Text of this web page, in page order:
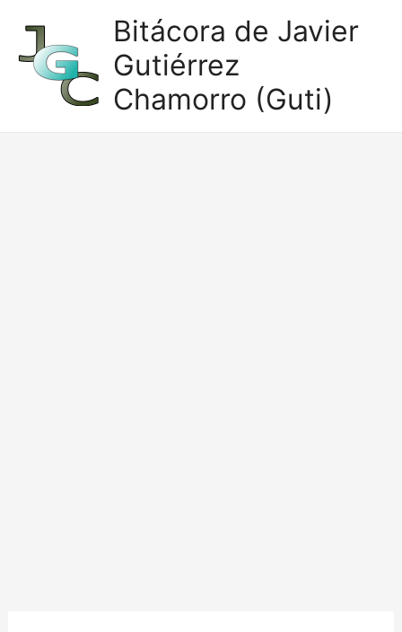
contenido
Bitácora de Javier
Gutiérrez
Chamorro (Guti)